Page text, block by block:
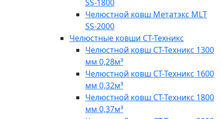
SS-1800
Челюстной ковш Метатэкс MLT
SS-2000
Челюстные ковши СТ-Техникс
Челюстной ковш СТ-Техникс 1300
мм 0,28м³
Челюстной ковш СТ-Техникс 1600
мм 0,32м³
Челюстной ковш СТ-Техникс 1800
мм 0,37м³